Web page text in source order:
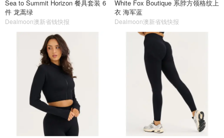
Sea to Summit Horizon 餐具套装 6
件 龙蒿绿
Dealmoon澳新省钱快报
White Fox Boutique 系脖方领格纹上
衣 海军蓝
Dealmoon澳新省钱快报